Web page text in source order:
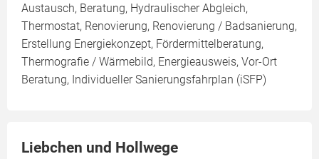
Austausch, Beratung, Hydraulischer Abgleich,
Thermostat, Renovierung, Renovierung / Badsanierung,
Erstellung Energiekonzept, Fördermittelberatung,
Thermografie / Wärmebild, Energieausweis, Vor-Ort
Beratung, Individueller Sanierungsfahrplan (iSFP)
Liebchen und Hollwege